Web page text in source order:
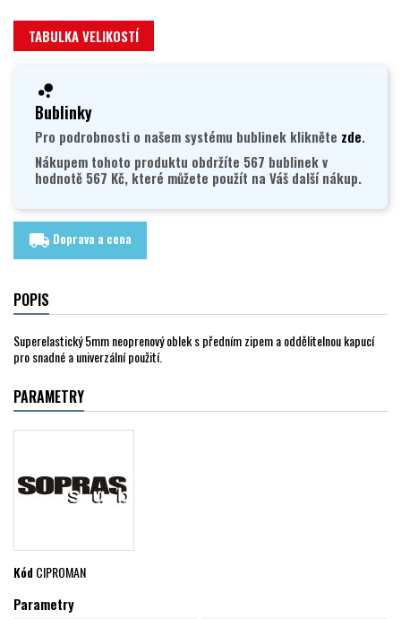
TABULKA VELIKOSTÍ
Bublinky
Pro podrobnosti o našem systému bublinek klikněte zde.
Nákupem tohoto produktu obdržíte 567 bublinek v
hodnotě 567 Kč, které můžete použít na Váš další nákup.
local_shipping Doprava a cena
POPIS
Superelastický 5mm neoprenový oblek s předním zipem a oddělitelnou kapucí
pro snadné a univerzální použití.
PARAMETRY
KódCIPROMAN
Parametry